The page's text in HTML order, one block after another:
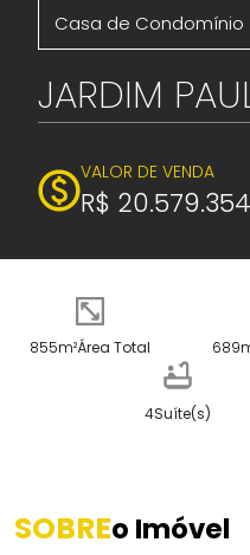
Casa de Condomínio
JARDIM
VALOR DE VENDA
R$
855m²Área Total
4Suíte(s)
SOBREo Imóvel